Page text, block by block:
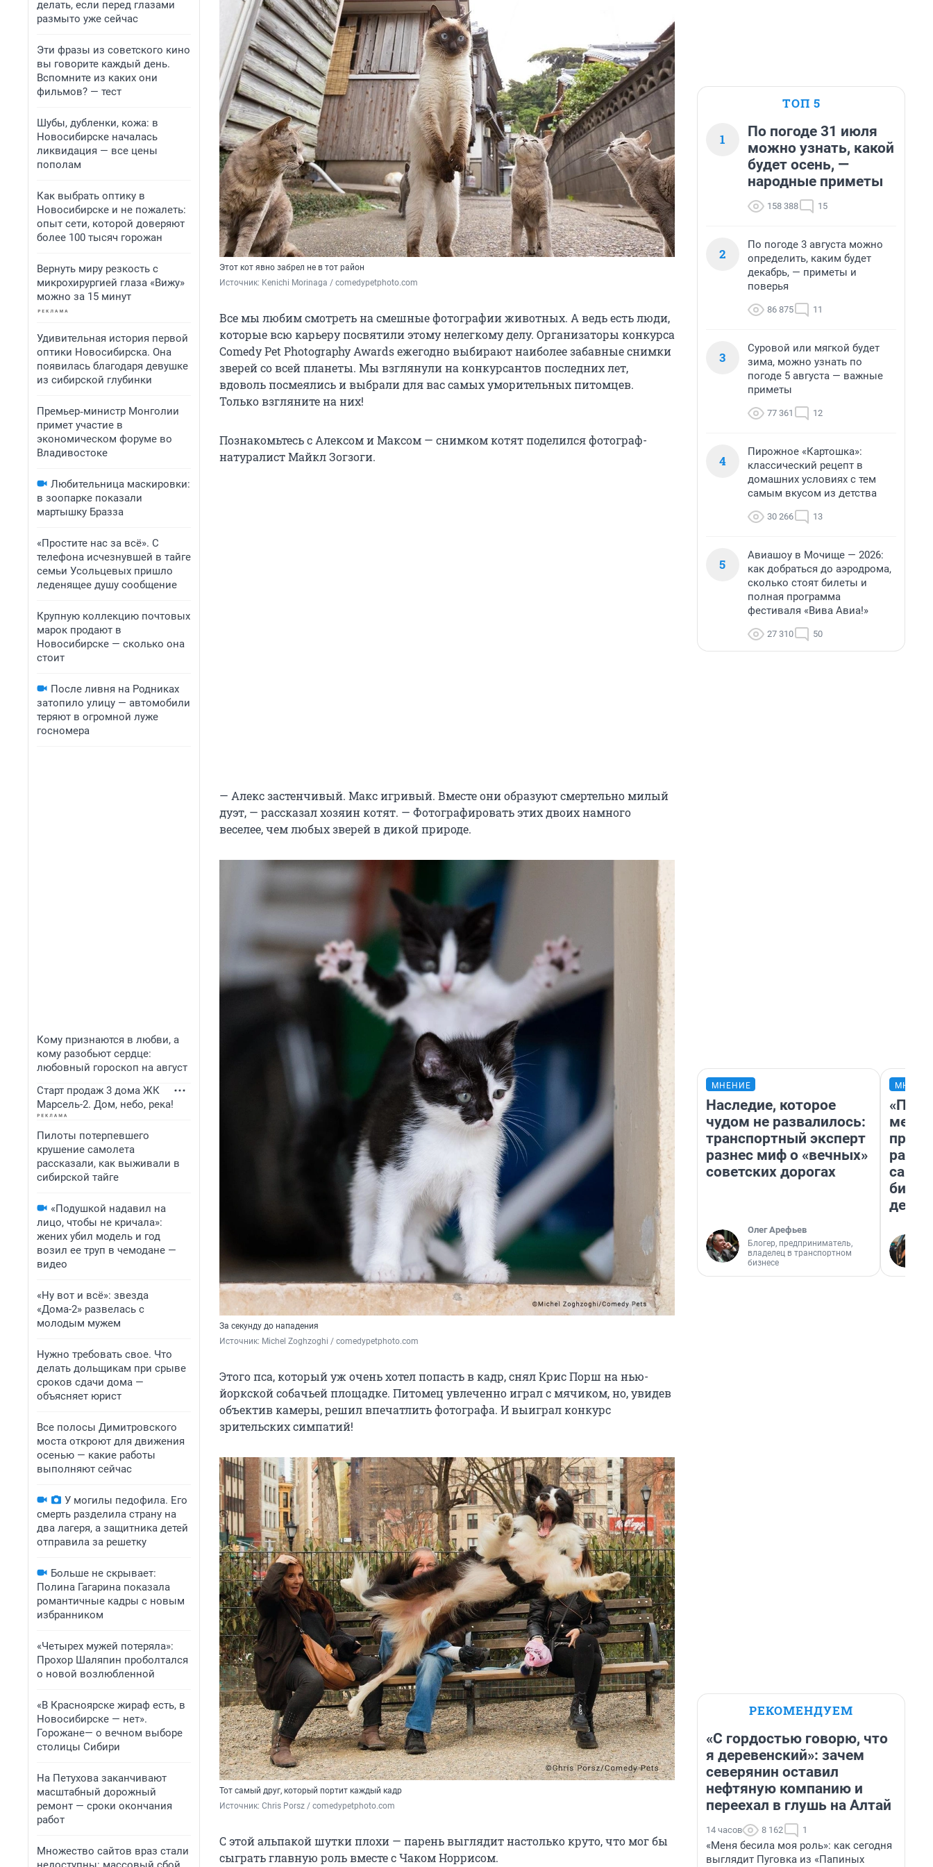
делать, если перед глазами
размыто уже сейчас
Эти фразы из советского кино
вы говорите каждый день.
Вспомните из каких они
фильмов? — тест
Шубы, дубленки, кожа: в
Новосибирске началась
ликвидация — все цены
пополам
Как выбрать оптику в
Новосибирске и не пожалеть:
опыт сети, которой доверяют
более 100 тысяч горожан
Вернуть миру резкость с
микрохирургией глаза «Вижу»
можно за 15 минут
Удивительная история первой
оптики Новосибирска. Она
появилась благодаря девушке
из сибирской глубинки
Премьер‑министр Монголии
примет участие в
экономическом форуме во
Владивостоке
Любительница маскировки:
в зоопарке показали
мартышку Бразза
«Простите нас за всё». С
телефона исчезнувшей в тайге
семьи Усольцевых пришло
леденящее душу сообщение
Крупную коллекцию почтовых
марок продают в
Новосибирске — сколько она
стоит
После ливня на Родниках
затопило улицу — автомобили
теряют в огромной луже
госномера
Кому признаются в любви, а
кому разобьют сердце:
любовный гороскоп на август
Старт продаж 3 дома ЖК
Марсель-2. Дом, небо, река!
Пилоты потерпевшего
крушение самолета
рассказали, как выживали в
сибирской тайге
«Подушкой надавил на
лицо, чтобы не кричала»:
жених убил модель и год
возил ее труп в чемодане —
видео
«Ну вот и всё»: звезда
«Дома-2» развелась с
молодым мужем
Нужно требовать свое. Что
делать дольщикам при срыве
сроков сдачи дома —
объясняет юрист
Все полосы Димитровского
моста откроют для движения
осенью — какие работы
выполняют сейчас
У могилы педофила. Его
смерть разделила страну на
два лагеря, а защитника детей
отправила за решетку
Больше не скрывает:
Полина Гагарина показала
романтичные кадры с новым
избранником
«Четырех мужей потеряла»:
Прохор Шаляпин проболтался
о новой возлюбленной
«В Красноярске жираф есть, в
Новосибирске — нет».
Горожане— о вечном выборе
столицы Сибири
На Петухова заканчивают
масштабный дорожный
ремонт — сроки окончания
работ
Множество сайтов враз стали
Этот кот явно забрел не в тот район
Источник: Kenichi Morinaga / comedypetphoto.com
Все мы любим смотреть на смешные фотографии животных. А ведь есть люди,
которые всю карьеру посвятили этому нелегкому делу. Организаторы конкурса
Comedy Pet Photography Awards ежегодно выбирают наиболее забавные снимки
зверей со всей планеты. Мы взглянули на конкурсантов последних лет,
вдоволь посмеялись и выбрали для вас самых уморительных питомцев.
Только взгляните на них!
Познакомьтесь с Алексом и Максом — снимком котят поделился фотограф-
натуралист Майкл Зогзоги.
— Алекс застенчивый. Макс игривый. Вместе они образуют смертельно милый
дуэт, — рассказал хозяин котят. — Фотографировать этих двоих намного
веселее, чем любых зверей в дикой природе.
За секунду до нападения
Источник: Michel Zoghzoghi / comedypetphoto.com
Этого пса, который уж очень хотел попасть в кадр, снял Крис Порш на нью-
йоркской собачьей площадке. Питомец увлеченно играл с мячиком, но, увидев
объектив камеры, решил впечатлить фотографа. И выиграл конкурс
зрительских симпатий!
Тот самый друг, который портит каждый кадр
Источник: Chris Porsz / comedypetphoto.com
С этой альпакой шутки плохи — парень выглядит настолько круто, что мог бы
сыграть главную роль вместе с Чаком Норрисом.
ТОП 5
1
По погоде 31 июля
можно узнать, какой
будет осень, —
народные приметы
158 388 15
2
По погоде 3 августа можно
определить, каким будет
декабрь, — приметы и
поверья
86 875 11
3
Суровой или мягкой будет
зима, можно узнать по
погоде 5 августа — важные
приметы
77 361 12
4
Пирожное «Картошка»:
классический рецепт в
домашних условиях с тем
самым вкусом из детства
30 266 13
5
Авиашоу в Мочище — 2026:
как добраться до аэродрома,
сколько стоят билеты и
полная программа
фестиваля «Вива Авиа!»
27 310 50
МНЕНИЕ
Наследие, которое
чудом не развалилось:
транспортный эксперт
разнес миф о «вечных»
советских дорогах
Олег Арефьев
Блогер, предприниматель,
владелец в транспортном
бизнесе
РЕКОМЕНДУЕМ
«С гордостью говорю, что
я деревенский»: зачем
северянин оставил
нефтяную компанию и
переехал в глушь на Алтай
14 часов 8 162 1
«Меня бесила моя роль»: как сегодня
выглядит Пуговка из «Папиных